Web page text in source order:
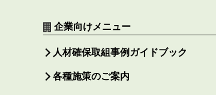
企業向けメニュー
人材確保取組事例ガイドブック
各種施策のご案内